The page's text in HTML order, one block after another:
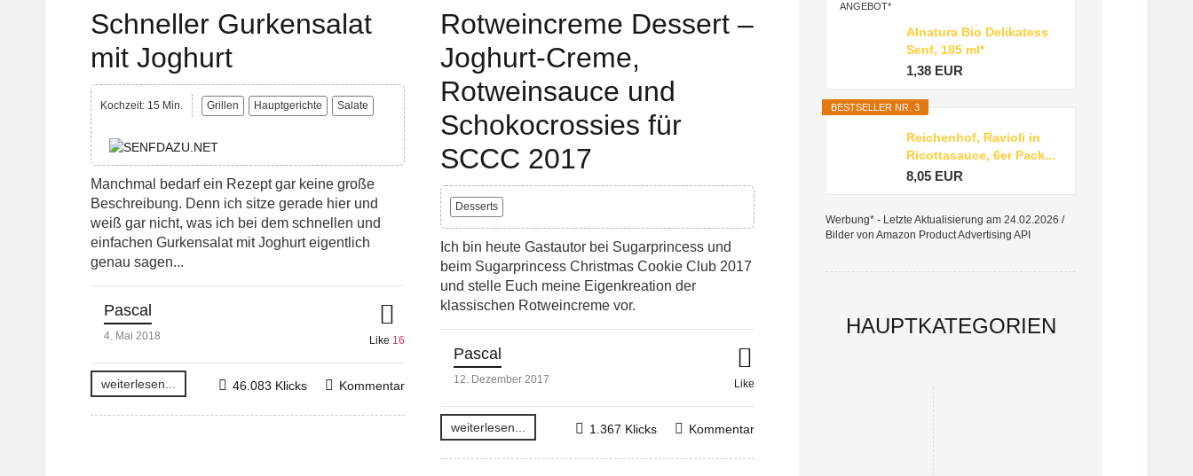
Schneller Gurkensalat
mit Joghurt
Kochzeit: 15 Min. Grillen Hauptgerichte Salate
Manchmal bedarf ein Rezept gar keine große
Beschreibung. Denn ich sitze gerade hier und
weiß gar nicht, was ich bei dem schnellen und
einfachen Gurkensalat mit Joghurt eigentlich
genau sagen...
Pascal
4. Mai 2018 Like 16
weiterlesen... Kommentar
46.083 Klicks
Rotweincreme Dessert –
Joghurt-Creme,
Rotweinsauce und
Schokocrossies für
SCCC 2017
Desserts
Ich bin heute Gastautor bei Sugarprincess und
beim Sugarprincess Christmas Cookie Club 2017
und stelle Euch meine Eigenkreation der
klassischen Rotweincreme vor.
Pascal
12. Dezember 2017 Like
weiterlesen... Kommentar
1.367 Klicks
ANGEBOT*
Alnatura Bio Delikatess
Senf, 185 ml*
1,38 EUR
BESTSELLER NR. 3
Reichenhof, Ravioli in
Ricottasauce, 6er Pack...
8,05 EUR
Werbung* - Letzte Aktualisierung am 24.02.2026 /
Bilder von Amazon Product Advertising API
HAUPTKATEGORIEN